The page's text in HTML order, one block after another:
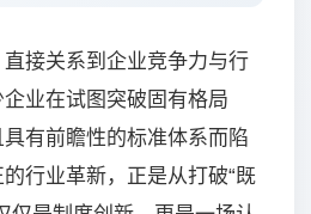
接关系到企业竞争力与行
业在试图突破固有格局
有前瞻性的标准体系而陷
行业革新，正是从打破“既